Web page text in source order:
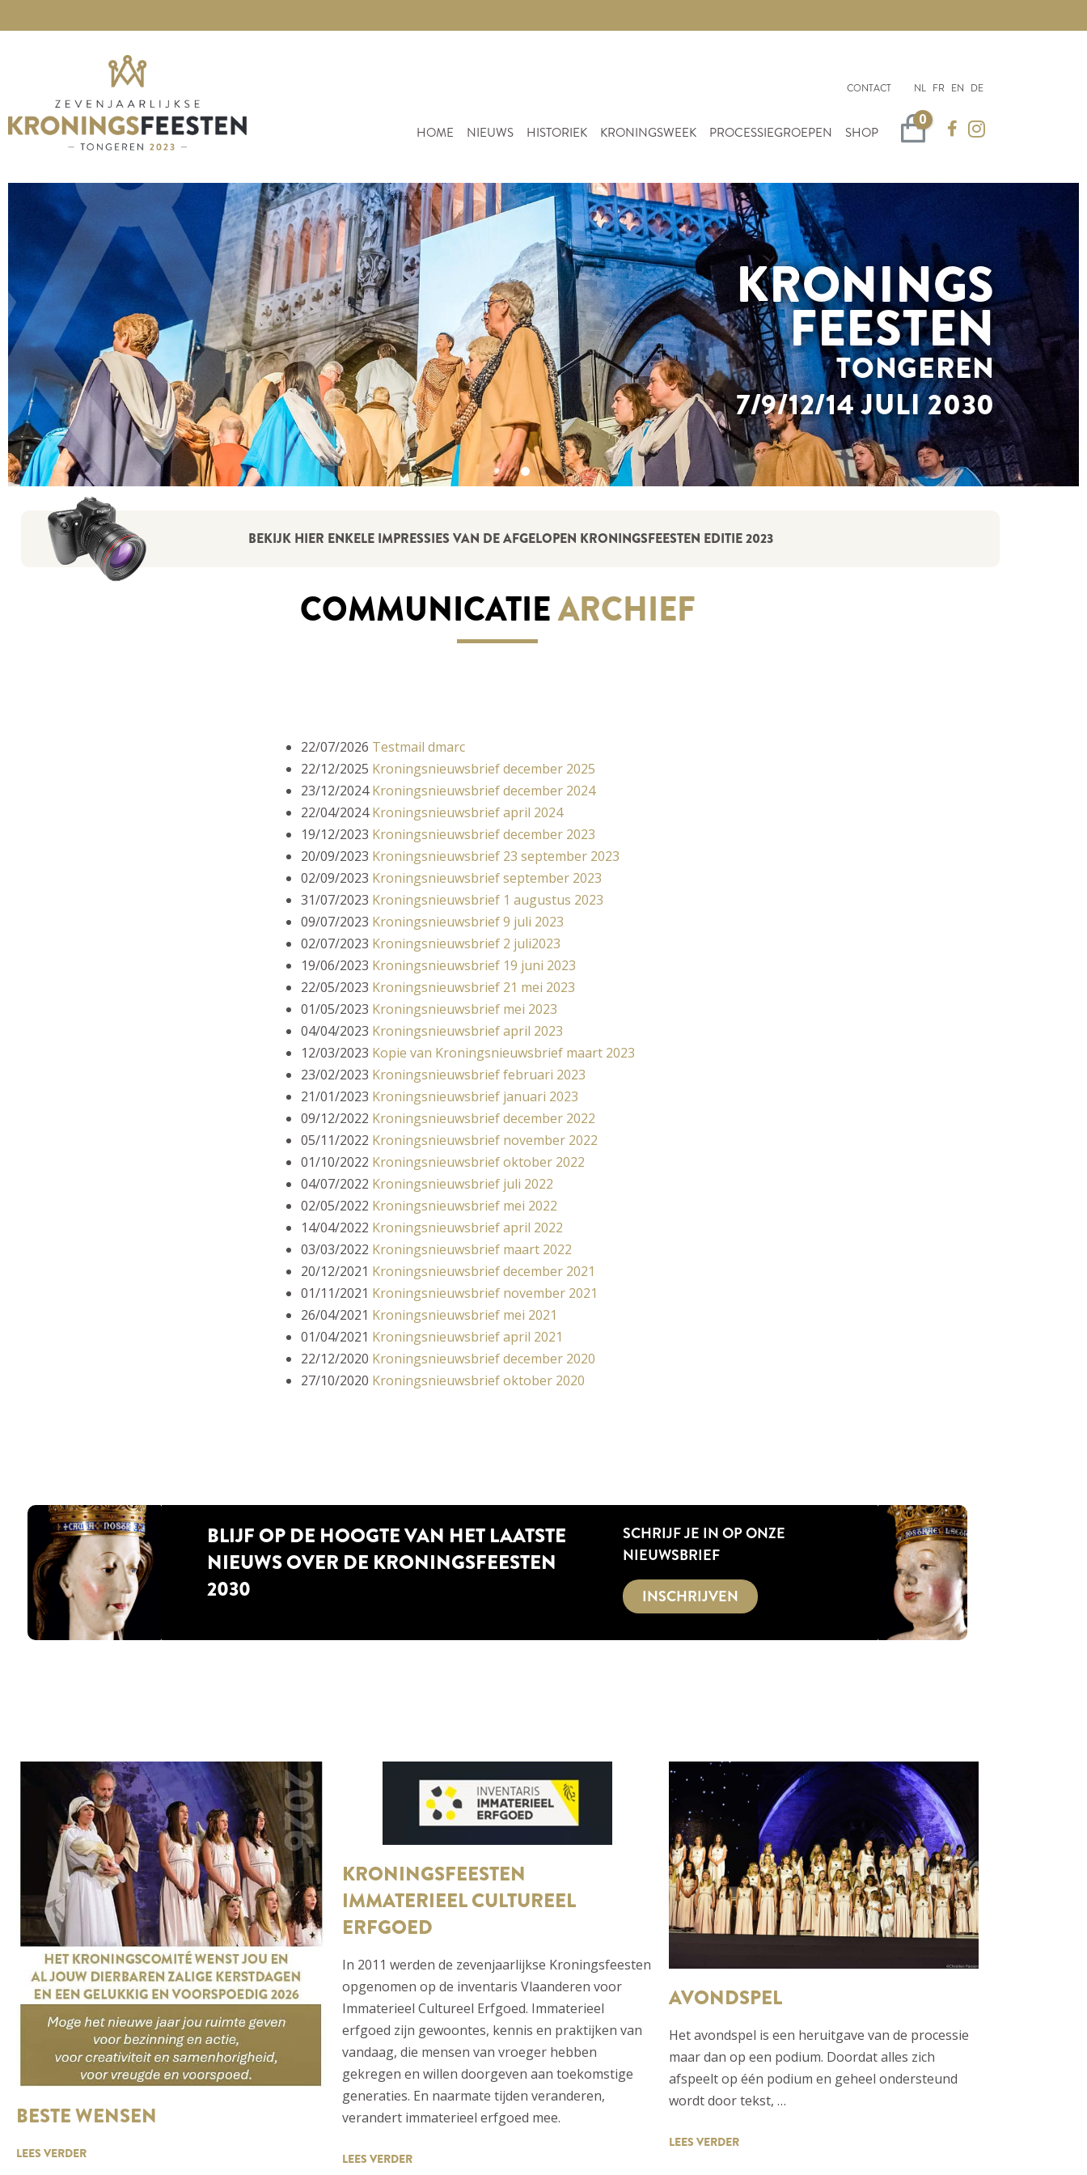
CONTACT NL FR EN DE
HOME NIEUWS HISTORIEK KRONINGSWEEK PROCESSIEGROEPEN SHOP Winkelwagen
0
KRONINGS
FEESTEN
TONGEREN
7/9/12/14 JULI 2030
BEKIJK HIER ENKELE IMPRESSIES VAN DE AFGELOPEN KRONINGSFEESTEN EDITIE 2023
COMMUNICATIEARCHIEF
22/07/2026 Testmail dmarc
22/12/2025 Kroningsnieuwsbrief december 2025
23/12/2024 Kroningsnieuwsbrief december 2024
22/04/2024 Kroningsnieuwsbrief april 2024
19/12/2023 Kroningsnieuwsbrief december 2023
20/09/2023 Kroningsnieuwsbrief 23 september 2023
02/09/2023 Kroningsnieuwsbrief september 2023
31/07/2023 Kroningsnieuwsbrief 1 augustus 2023
09/07/2023 Kroningsnieuwsbrief 9 juli 2023
02/07/2023 Kroningsnieuwsbrief 2 juli2023
19/06/2023 Kroningsnieuwsbrief 19 juni 2023
22/05/2023 Kroningsnieuwsbrief 21 mei 2023
01/05/2023 Kroningsnieuwsbrief mei 2023
04/04/2023 Kroningsnieuwsbrief april 2023
12/03/2023 Kopie van Kroningsnieuwsbrief maart 2023
23/02/2023 Kroningsnieuwsbrief februari 2023
21/01/2023 Kroningsnieuwsbrief januari 2023
09/12/2022 Kroningsnieuwsbrief december 2022
05/11/2022 Kroningsnieuwsbrief november 2022
01/10/2022 Kroningsnieuwsbrief oktober 2022
04/07/2022 Kroningsnieuwsbrief juli 2022
02/05/2022 Kroningsnieuwsbrief mei 2022
14/04/2022 Kroningsnieuwsbrief april 2022
03/03/2022 Kroningsnieuwsbrief maart 2022
20/12/2021 Kroningsnieuwsbrief december 2021
01/11/2021 Kroningsnieuwsbrief november 2021
26/04/2021 Kroningsnieuwsbrief mei 2021
01/04/2021 Kroningsnieuwsbrief april 2021
22/12/2020 Kroningsnieuwsbrief december 2020
27/10/2020 Kroningsnieuwsbrief oktober 2020
BLIJF OP DE HOOGTE VAN HET LAATSTE
NIEUWS OVER DE KRONINGSFEESTEN
2030
SCHRIJF JE IN OP ONZE
NIEUWSBRIEF
INSCHRIJVEN
BESTE WENSEN
LEES VERDER
KRONINGSFEESTEN
IMMATERIEEL CULTUREEL
ERFGOED
In 2011 werden de zevenjaarlijkse Kroningsfeesten
opgenomen op de inventaris Vlaanderen voor
Immaterieel Cultureel Erfgoed. Immaterieel
erfgoed zijn gewoontes, kennis en praktijken van
vandaag, die mensen van vroeger hebben
gekregen en willen doorgeven aan toekomstige
generaties. En naarmate tijden veranderen,
verandert immaterieel erfgoed mee.
LEES VERDER
AVONDSPEL
Het avondspel is een heruitgave van de processie
maar dan op een podium. Doordat alles zich
afspeelt op één podium en geheel ondersteund
wordt door tekst, …
LEES VERDER